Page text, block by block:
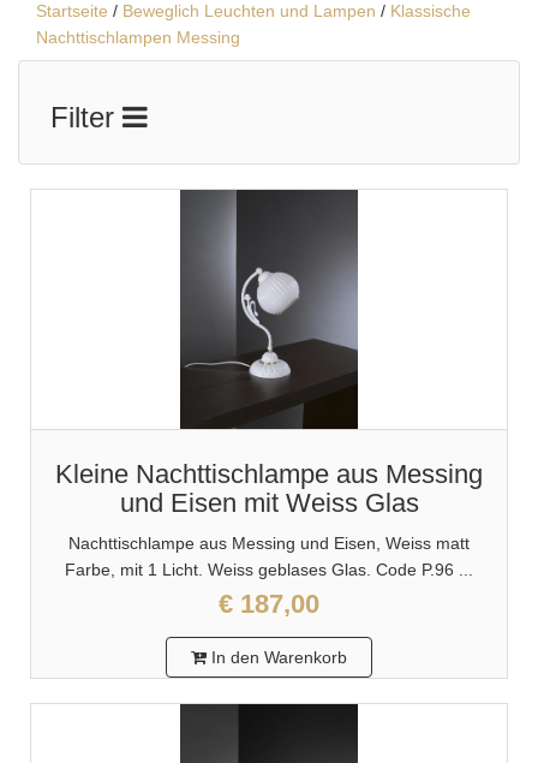
Startseite / Beweglich Leuchten und Lampen / Klassische
Nachttischlampen Messing
Filter
Kleine Nachttischlampe aus Messing
und Eisen mit Weiss Glas
Nachttischlampe aus Messing und Eisen, Weiss matt
Farbe, mit 1 Licht. Weiss geblases Glas. Code P.96 ...
€ 187,00
In den Warenkorb